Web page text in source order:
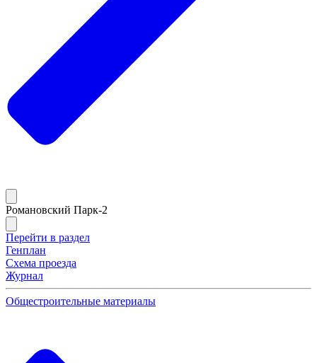
Романовский Парк-2
Перейти в раздел
Генплан
Схема проезда
Журнал
Общестроительные материалы